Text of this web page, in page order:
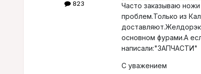
823
Часто заказываю
проблем.Только из
основном фурами.А
написали:"ЗАПЧАСТИ"
С уважением